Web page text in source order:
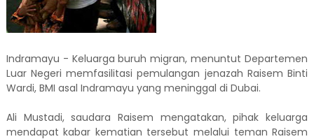
Indramayu - Keluarga buruh migran, menuntut Departemen
Luar Negeri memfasilitasi pemulangan jenazah Raisem Binti
Wardi, BMI asal Indramayu yang meninggal di Dubai.
Ali Mustadi, saudara Raisem mengatakan, pihak keluarga
mendapat kabar kematian tersebut melalui teman Raisem